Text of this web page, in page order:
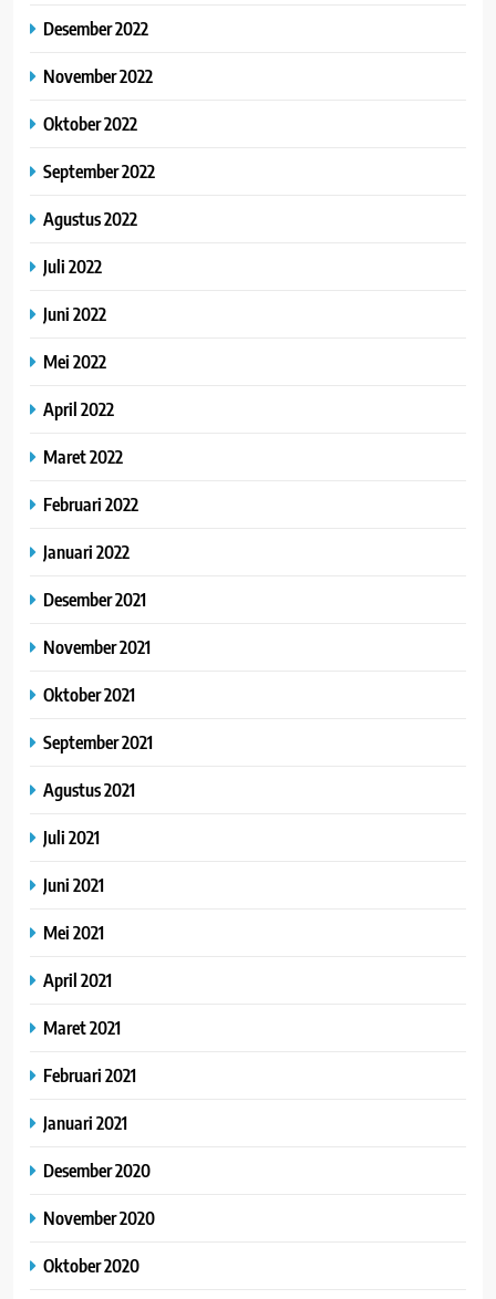
Desember 2022
November 2022
Oktober 2022
September 2022
Agustus 2022
Juli 2022
Juni 2022
Mei 2022
April 2022
Maret 2022
Februari 2022
Januari 2022
Desember 2021
November 2021
Oktober 2021
September 2021
Agustus 2021
Juli 2021
Juni 2021
Mei 2021
April 2021
Maret 2021
Februari 2021
Januari 2021
Desember 2020
November 2020
Oktober 2020